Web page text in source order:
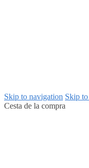
Skip to navigation Skip
Cesta de la compra